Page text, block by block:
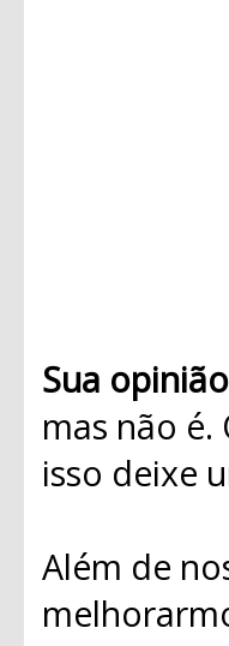
Sua
mas não
isso deixe
Além de